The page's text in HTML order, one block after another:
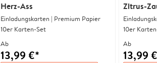
Herz-Ass
Einladungskarten | Premium Papier
10er Karten-Set
Ab
13,99 €*
Zitrus-
10er
Ab
13,99